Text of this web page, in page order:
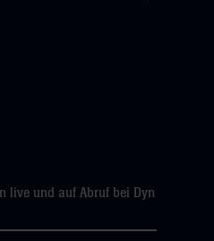
live und auf Abruf bei Dyn